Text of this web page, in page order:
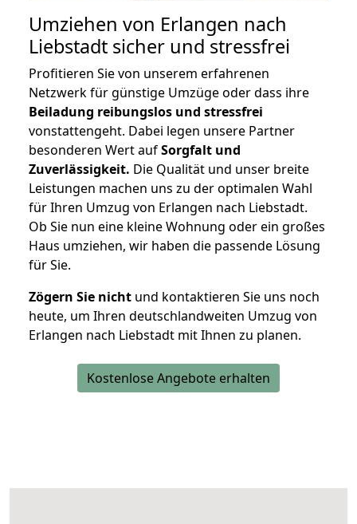
Umziehen von Erlangen nach
Liebstadt sicher und stressfrei
Profitieren Sie von unserem erfahrenen
Netzwerk für günstige Umzüge oder dass ihre
Beiladung reibungslos und stressfrei
vonstattengeht. Dabei legen unsere Partner
besonderen Wert aufSorgfalt und
Zuverlässigkeit. Die Qualität und unser breite
Leistungen machen uns zu der optimalen Wahl
für Ihren Umzug von Erlangen nach Liebstadt.
Ob Sie nun eine kleine Wohnung oder ein großes
Haus umziehen, wir haben die passende Lösung
für Sie.
Zögern Sie nicht und kontaktieren Sie uns noch
heute, um Ihren deutschlandweiten Umzug von
Erlangen nach Liebstadt mit Ihnen zu planen.
Kostenlose Angebote erhalten